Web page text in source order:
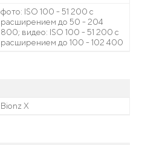
фото: ISO 100 - 51 200 с
расширением до 50 - 204
800; видео: ISO 100 - 51 200 с
расширением до 100 - 102 400
Bionz X